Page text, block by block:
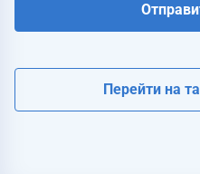
Перейти на